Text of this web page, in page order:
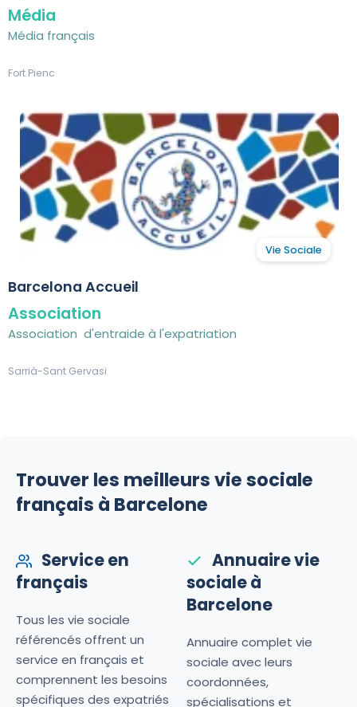
Média
Média français
Fort Pienc
Vie Sociale
Barcelona Accueil
Association
Association d'entraide à l'expatriation
Sarrià-Sant Gervasi
Trouver les meilleurs vie sociale
français à Barcelone
Service en
français
Tous les vie sociale
référencés offrent un
service en français et
comprennent les besoins
spécifiques des expatriés
Annuaire vie
sociale à
Barcelone
Annuaire complet vie
sociale avec leurs
coordonnées,
spécialisations et